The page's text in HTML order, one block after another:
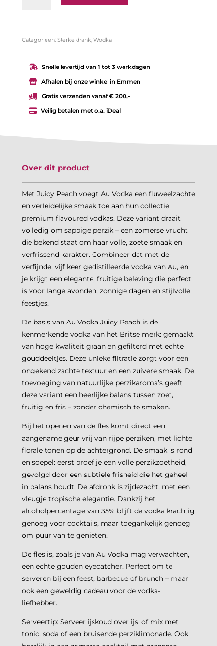
Peach
Categorieën: Sterke drank, Wodka
 Snelle levertijd van 1 tot 3 werkdagen
 Afhalen bij onze winkel in Emmen
 Gratis verzenden vanaf € 200,-
 Veilig betalen met o.a. iDeal
Over dit product
Met Juicy Peach voegt Au Vodka een fluweelzachte
en verleidelijke smaak toe aan hun collectie
premium flavoured vodkas. Deze variant draait
volledig om sappige perzik – een zomerse vrucht
die bekend staat om haar volle, zoete smaak en
verfrissend karakter. Combineer dat met de
verfijnde, vijf keer gedistilleerde vodka van Au, en
je krijgt een elegante, fruitige beleving die perfect
is voor lange avonden, zonnige dagen en stijlvolle
feestjes.
De basis van Au Vodka Juicy Peach is de
kenmerkende vodka van het Britse merk: gemaakt
van hoge kwaliteit graan en gefilterd met echte
gouddeeltjes. Deze unieke filtratie zorgt voor een
ongekend zachte textuur en een zuivere smaak. De
toevoeging van natuurlijke perzikaroma’s geeft
deze variant een heerlijke balans tussen zoet,
fruitig en fris – zonder chemisch te smaken.
Bij het openen van de fles komt direct een
aangename geur vrij van rijpe perziken, met lichte
florale tonen op de achtergrond. De smaak is rond
en soepel: eerst proef je een volle perzikzoetheid,
gevolgd door een subtiele frisheid die het geheel
in balans houdt. De afdronk is zijdezacht, met een
vleugje tropische elegantie. Dankzij het
alcoholpercentage van 35% blijft de vodka krachtig
genoeg voor cocktails, maar toegankelijk genoeg
om puur van te genieten.
De fles is, zoals je van Au Vodka mag verwachten,
een echte gouden eyecatcher. Perfect om te
serveren bij een feest, barbecue of brunch – maar
ook een geweldig cadeau voor de vodka-
liefhebber.
Serveertip: Serveer ijskoud over ijs, of mix met
tonic, soda of een bruisende perziklimonade. Ook